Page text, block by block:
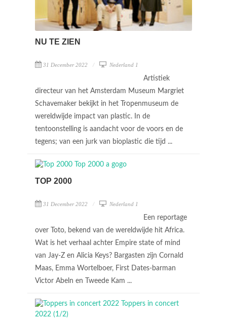
NU TE ZIEN
31 December 2022 Nederland 1
Artistiek
directeur van het Amsterdam Museum Margriet
Schavemaker bekijkt in het Tropenmuseum de
wereldwijde impact van plastic. In de
tentoonstelling is aandacht voor de voors en de
tegens; van een jurk van bioplastic die tijd ...
TOP 2000
31 December 2022 Nederland 1
Een reportage
over Toto, bekend van de wereldwijde hit Africa.
Wat is het verhaal achter Empire state of mind
van Jay-Z en Alicia Keys? Bargasten zijn Cornald
Maas, Emma Wortelboer, First Dates-barman
Victor Abeln en Tweede Kam ...